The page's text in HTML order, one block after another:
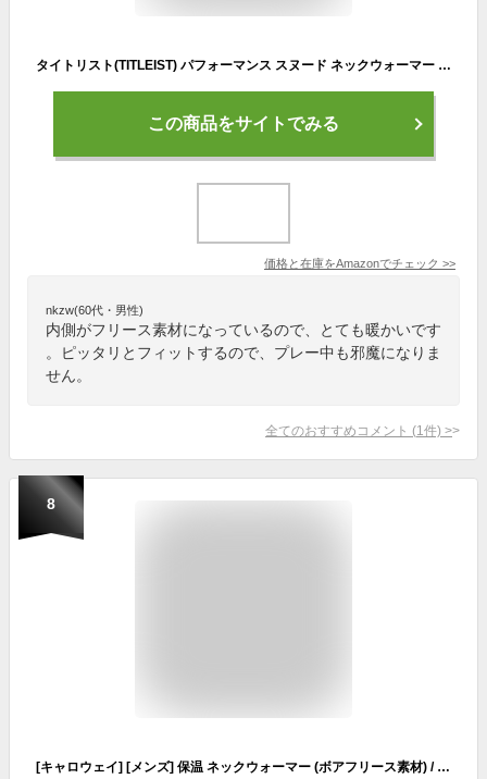
タイトリスト(TITLEIST) パフォーマンス スヌード ネックウォーマー TA9WPNW WT ホワイト メンズ
この商品をサイトでみる
価格と在庫をAmazonでチェック >>
nkzw(60代・男性)
内側がフリース素材になっているので、とても暖かいです
。ピッタリとフィットするので、プレー中も邪魔になりま
せん。
全てのおすすめコメント (1 件) >
8
[キャロウェイ] [メンズ] 保温 ネックウォーマー (ボアフリース素材) / 防寒 ゴルフ / C22298102 1120_ネイビー FR